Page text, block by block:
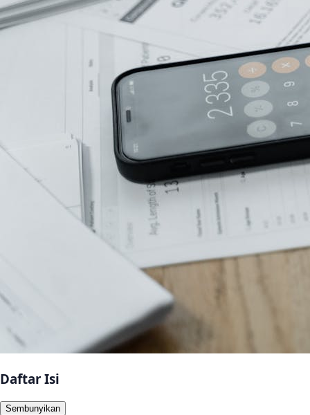
Daftar Isi
Sembunyikan